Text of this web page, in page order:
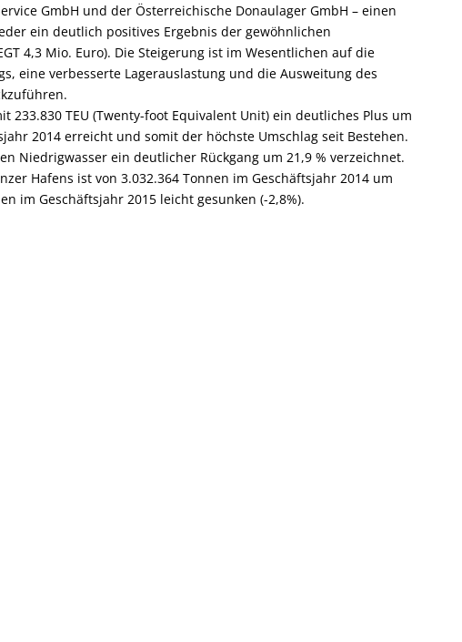
GmbH und der Österreichische Donaulager GmbH – einen
ein deutlich positives Ergebnis der gewöhnlichen
4,3 Mio. Euro). Die Steigerung ist im Wesentlichen auf die
eine verbesserte Lagerauslastung und die Ausweitung des
233.830 TEU (Twenty-foot Equivalent Unit) ein deutliches Plus um
2014 erreicht und somit der höchste Umschlag seit Bestehen.
Niedrigwasser ein deutlicher Rückgang um 21,9 % verzeichnet.
Hafens ist von 3.032.364 Tonnen im Geschäftsjahr 2014 um
im Geschäftsjahr 2015 leicht gesunken (-2,8%).